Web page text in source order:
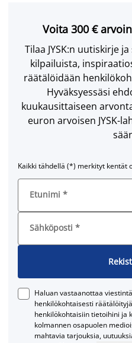
Voita 300 €
Tilaa JYSK:n uutiskirje
kilpailuista,
räätälöidään
Hyväksyessäsi
kuukausittaiseen
euron arvoisen JYSK-
Kaikki tähdellä (*) merkityt kentät
Etunimi *
Sähköposti *
Haluan vastaanottaa
henkilökohtaisesti
henkilökohtaisiin tietoihini ja
kolmannen osapuolen
mahtavia tarjouksia,